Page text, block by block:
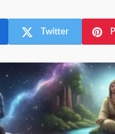
Twitter